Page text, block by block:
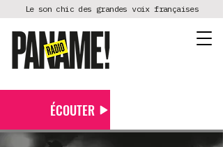
Le son chic des grandes voix françaises
ÉCOUTER